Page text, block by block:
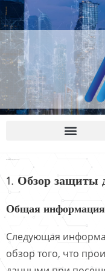
1. Обзор защиты
Общая информация
Следующая
обзор того, что